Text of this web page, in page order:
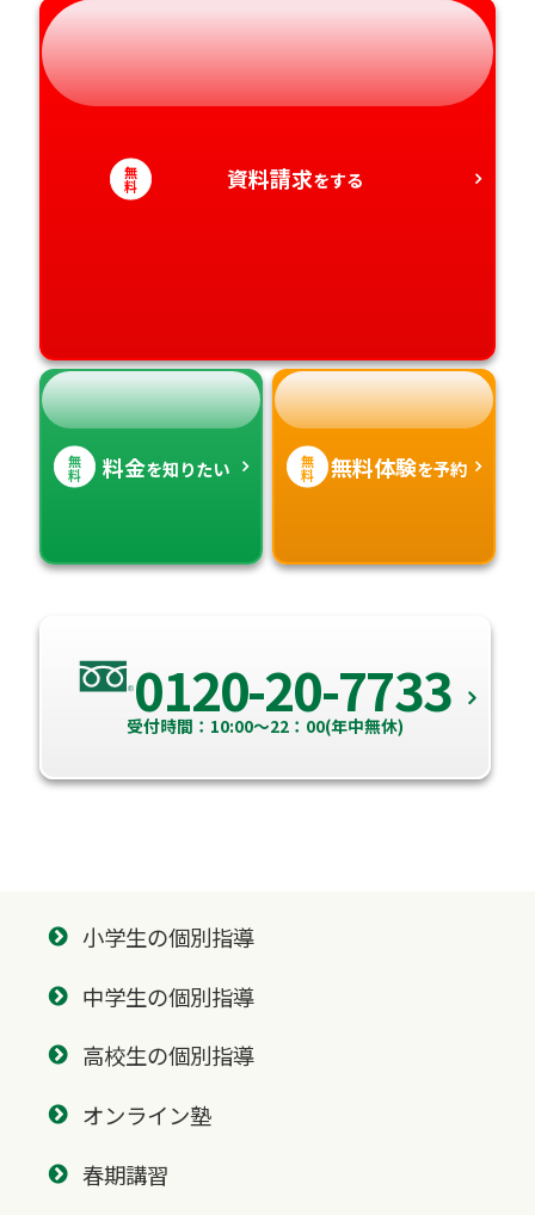
静岡県
和歌山県
山口県
徳島県
熊本県
大分県
無
料 資料請求をする
無
料 料金を知りたい 無
料 無料体験を予約
0120-20-7733
受付時間：10:00～22：00(年中無休)
小学生の個別指導
中学生の個別指導
高校生の個別指導
オンライン塾
春期講習